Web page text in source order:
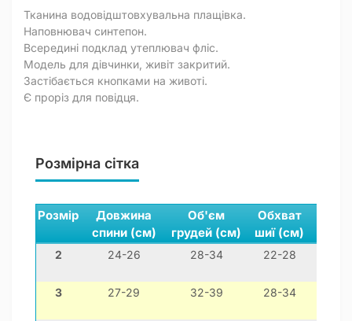
Тканина водовідштовхувальна плащівка.
Наповнювач синтепон.
Всередині подклад утеплювач фліс.
Модель для дівчинки, живіт закритий.
Застібається кнопками на животі.
Є проріз для повідця.
Розмірна сітка
Розмір
Довжина
спини (см)
Об'єм
грудей (см)
Обхват
шиї (см)
2 24-26 28-34 22-28
3 27-29 32-39 28-34